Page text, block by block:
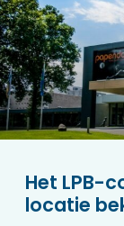
Het LPB-
locatie